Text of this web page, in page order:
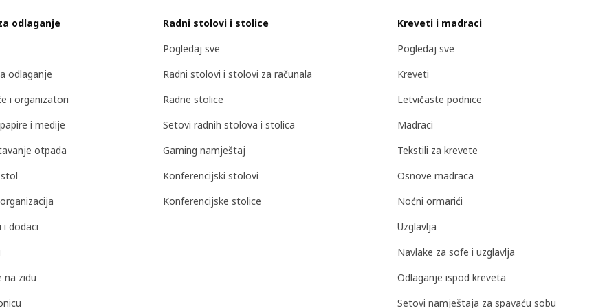
odlaganje
odlaganje
i organizatori
i medije
otpada
i dodaci
na zidu
Radni stolovi i stolice
Pogledaj sve
Radni stolovi i stolovi za računala
Radne stolice
Setovi radnih stolova i stolica
Gaming namještaj
Konferencijski stolovi
Konferencijske stolice
Kreveti i madraci
Pogledaj sve
Kreveti
Letvičaste podnice
Madraci
Tekstili za krevete
Osnove madraca
Noćni ormarići
Uzglavlja
Navlake za sofe i uzglavlja
Odlaganje ispod kreveta
Setovi namještaja za spavaću sobu